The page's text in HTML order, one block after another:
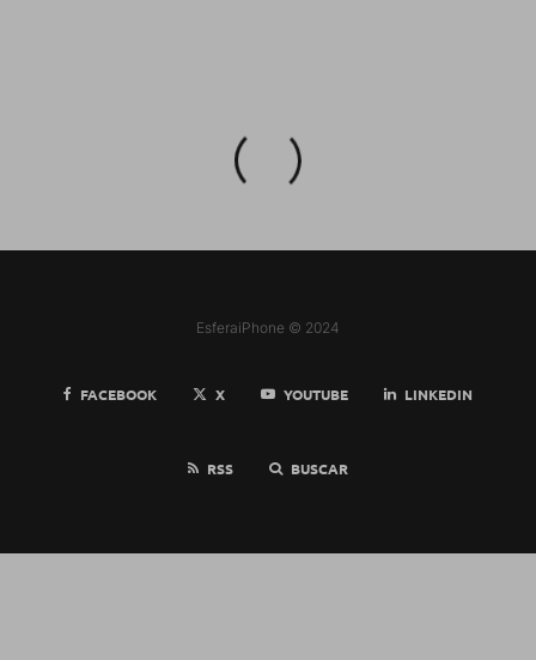
EsferaiPhone © 2024
FACEBOOK X YOUTUBE LINKEDIN
RSS BUSCAR